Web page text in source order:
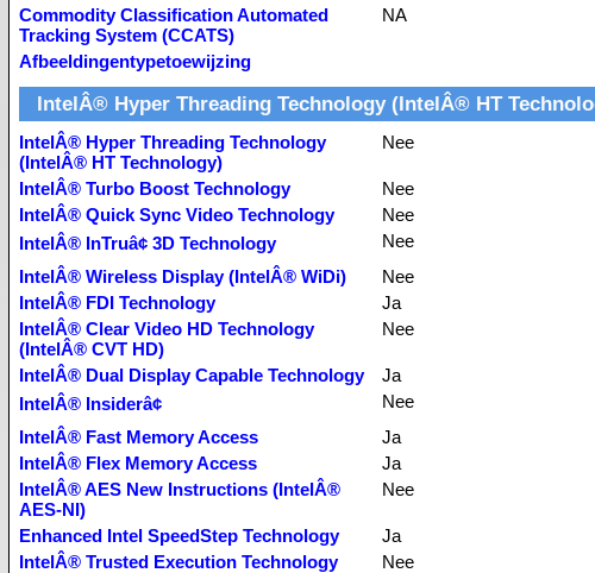
Commodity Classification Automated
Tracking System (CCATS)
NA
Afbeeldingentypetoewijzing
IntelÂ® Hyper Threading Technology (IntelÂ® HT
IntelÂ® Hyper Threading Technology
(IntelÂ® HT Technology)
Nee
IntelÂ® Turbo Boost Technology
Nee
IntelÂ® Quick Sync Video Technology
Nee
IntelÂ® InTruâ¢ 3D Technology
Nee
IntelÂ® Wireless Display (IntelÂ® WiDi)
Nee
IntelÂ® FDI Technology
Ja
IntelÂ® Clear Video HD Technology
(IntelÂ® CVT HD)
Nee
IntelÂ® Dual Display Capable Technology
Ja
IntelÂ® Insiderâ¢
Nee
IntelÂ® Fast Memory Access
Ja
IntelÂ® Flex Memory Access
Ja
IntelÂ® AES New Instructions (IntelÂ®
AES-NI)
Nee
Enhanced Intel SpeedStep Technology
Ja
IntelÂ® Trusted Execution Technology
Nee